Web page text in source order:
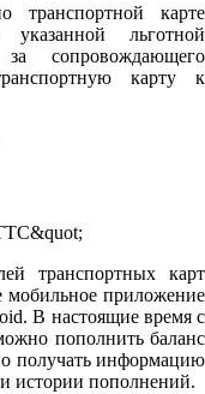
транспортной карте
льготной
сопровождающего
карту к
транспортных карт
мобильное приложение
В настоящие время с
пополнить баланс
получать информацию
истории пополнений.